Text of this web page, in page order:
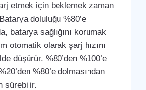
etmek için beklemek zaman
doluluğu %80’e
batarya sağlığını korumak
otomatik olarak şarj hızını
düşürür. %80’den %100’e
%80’e dolmasından
sürebilir.